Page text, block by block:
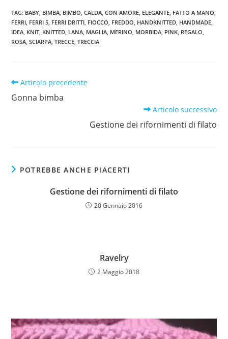
TAG: BABY BIMBA BIMBO CALDA CON AMORE ELEGANTE FATTO A MANO
FERRI FERRI 5 FERRI DRITTI FIOCCO FREDDO HANDKNITTED HANDMADE
IDEA KNIT KNITTED LANA MAGLIA MERINO MORBIDA PINK REGALO
ROSA SCIARPA TRECCE TRECCIA
Leggi
articoli
Articolo precedente
Gonna bimba
Articolo successivo
Gestione dei rifornimenti di filato
POTREBBE ANCHE PIACERTI
Gestione dei rifornimenti di filato
20 Gennaio 2016
Ravelry
2 Maggio 2018